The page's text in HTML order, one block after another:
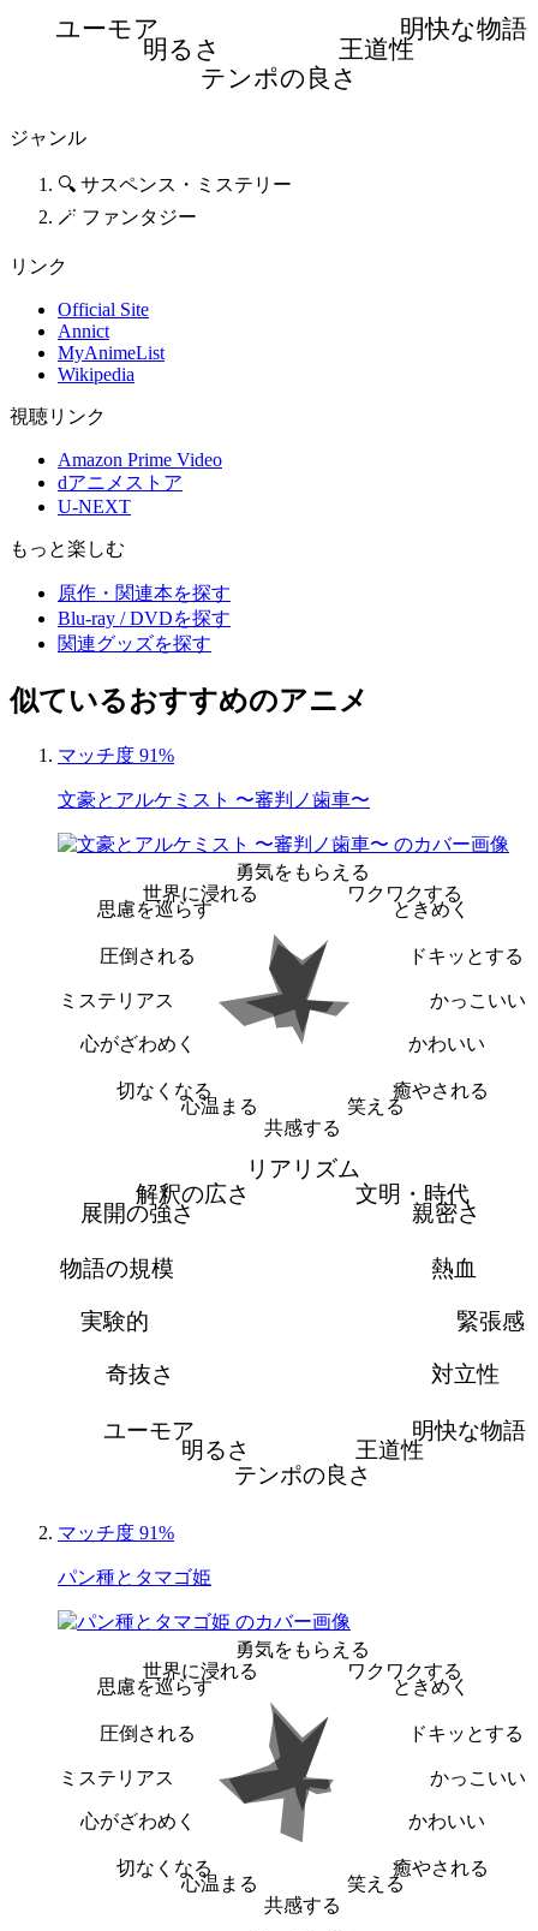
明快な物語
王道性
テンポの良さ
明るさ
ユーモア
ジャンル
🔍 サスペンス・ミステリー
🪄 ファンタジー
リンク
Official Site
Annict
MyAnimeList
Wikipedia
視聴リンク
Amazon Prime Video
dアニメストア
U-NEXT
もっと楽しむ
原作・関連本を探す
Blu-ray / DVDを探す
関連グッズを探す
似ているおすすめのアニメ
マッチ度 91%
文豪とアルケミスト 〜審判ノ歯車〜
勇気をもらえる
ワクワクする
ときめく
ドキッとする
かっこいい
かわいい
癒やされる
笑える
共感する
心温まる
切なくなる
心がざわめく
ミステリアス
圧倒される
思慮を巡らす
世界に浸れる
リアリズム
文明・時代
親密さ
熱血
緊張感
対立性
明快な物語
王道性
テンポの良さ
明るさ
ユーモア
奇抜さ
実験的
物語の規模
展開の強さ
解釈の広さ
マッチ度 91%
パン種とタマゴ姫
勇気をもらえる
ワクワクする
ときめく
ドキッとする
かっこいい
かわいい
癒やされる
笑える
共感する
心温まる
切なくなる
心がざわめく
ミステリアス
圧倒される
思慮を巡らす
世界に浸れる